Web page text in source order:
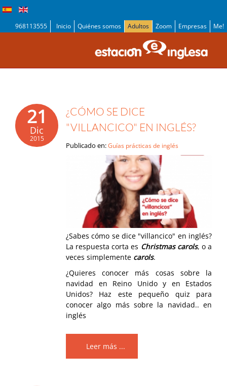
968113555 Inicio Quiénes somos Adultos Zoom Empresas Me!
21
Dic
2015
¿CÓMO SE DICE
"VILLANCICO" EN INGLÉS?
Publicado en:Guías prácticas de inglés
¿Sabes cómo se dice "villancico" en inglés?
La respuesta corta es Christmas carols, o a
veces simplemente carols.
¿Quieres conocer más cosas sobre la
navidad en Reino Unido y en Estados
Unidos? Haz este pequeño quiz para
conocer algo más sobre la navidad.. en
inglés
Leer más ...